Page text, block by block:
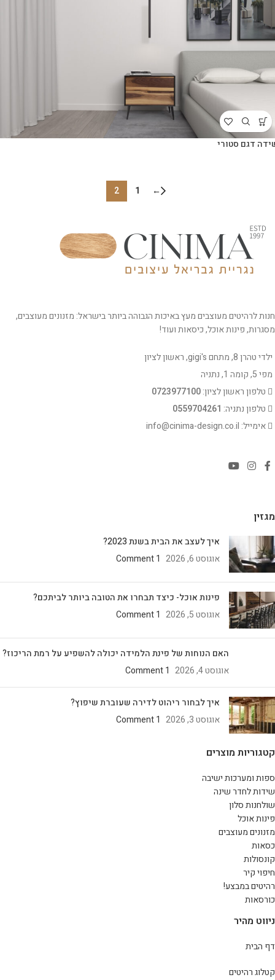
דגם סטורי
←
1
2
חנות לרהיטים מעוצבים מעץ באיכות הגבוהה ביותר בישראל: מזנונים מעוצבים,
מסגרות, פינות אוכל, כיסאות ועוד!
ילדי טהרן 8, מתחם gigi's, ראשון לציון
מפי 5, קומה 1, נתניה
טלפון ראשון לציון:0723977100
טלפון נתניה: 0559704261
אימייל: info@cinima-design.co.il
מגזין
איך לעצב את הבית בשנת 2023?
אוגוסט 6, 2026
1 Comment
פינות אוכל- כיצד תבחרו את הטובה ביותר לביתכם?
אוגוסט 5, 2026
1 Comment
האם הנוחות של פינת הלמידה יכולה להשפיע על רמת הריכוז?
אוגוסט 4, 2026
1 Comment
איך לבחור ריהוט לדירה שעוברת שיפוץ?
אוגוסט 3, 2026
1 Comment
קטגוריות מוצרים
ספות ומערכות ישיבה
שידות לחדר שינה
שולחנות סלון
פינות אוכל
מזנונים מעוצבים
כסאות
קונסולות
חיפוי קיר
רהיטים במבצע!
כורסאות
ניווט מהיר
דף הבית
קטלוג רהיטים